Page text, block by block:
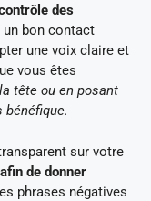
des
un bon contact
une voix claire et
vous êtes
tête ou en posant
sur votre
afin de donner
phrases négatives